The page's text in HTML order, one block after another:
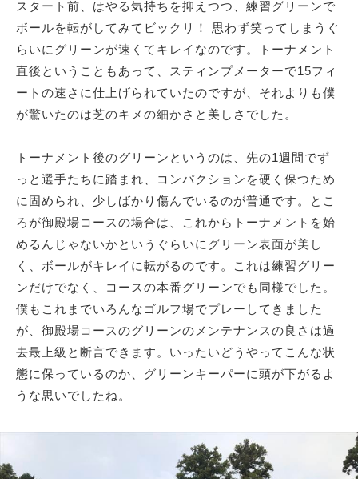
スタート前、はやる気持ちを抑えつつ、練習グリーンで
ボールを転がしてみてビックリ！ 思わず笑ってしまうぐ
らいにグリーンが速くてキレイなのです。トーナメント
直後ということもあって、スティンプメーターで15フィ
ートの速さに仕上げられていたのですが、それよりも僕
が驚いたのは芝のキメの細かさと美しさでした。
トーナメント後のグリーンというのは、先の1週間でず
っと選手たちに踏まれ、コンパクションを硬く保つため
に固められ、少しばかり傷んでいるのが普通です。とこ
ろが御殿場コースの場合は、これからトーナメントを始
めるんじゃないかというぐらいにグリーン表面が美し
く、ボールがキレイに転がるのです。これは練習グリー
ンだけでなく、コースの本番グリーンでも同様でした。
僕もこれまでいろんなゴルフ場でプレーしてきました
が、御殿場コースのグリーンのメンテナンスの良さは過
去最上級と断言できます。いったいどうやってこんな状
態に保っているのか、グリーンキーパーに頭が下がるよ
うな思いでしたね。